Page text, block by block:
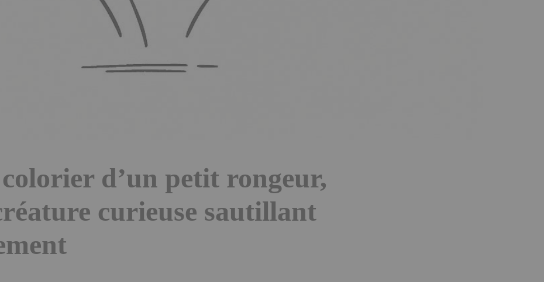
colorier d’un petit rongeur,
curieuse sautillant